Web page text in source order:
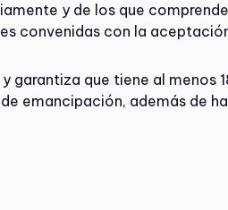
y de los que
convenidas con la
garantiza que tiene al menos
emancipación, además de